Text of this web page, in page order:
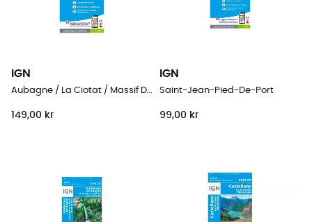
IGN
Aubagne / La Ciotat / Massif De La Sainte Baume
149,00 kr
IGN
Saint-Jean-Pied-De-Port
99,00 kr